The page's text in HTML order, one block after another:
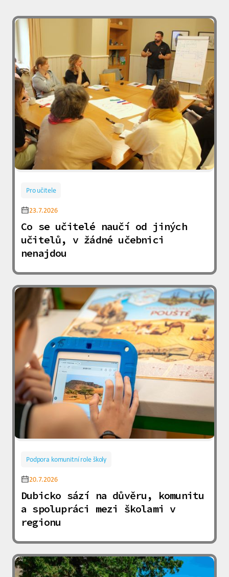
Pro učitele
23.7.2026
Co se učitelé naučí od jiných
učitelů, v žádné učebnici
nenajdou
Podpora komunitní role školy
20.7.2026
Dubicko sází na důvěru, komunitu
a spolupráci mezi školami v
regionu